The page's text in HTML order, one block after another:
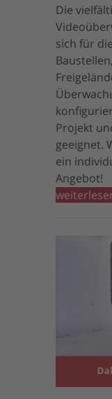
Die
sich für
Projekt
geeignet.
ein
Angebot!